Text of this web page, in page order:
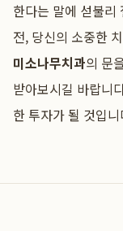
한다는 말에 섣불리
전, 당신의 소중한
미소나무치과의 문
받아보시길 바랍니
한 투자가 될 것입